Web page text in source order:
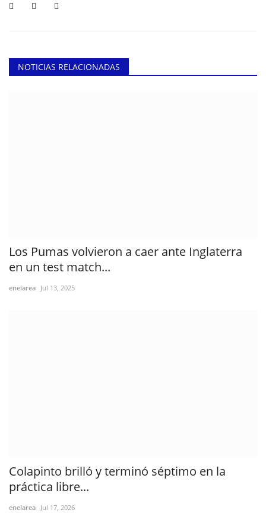
NOTICIAS RELACIONADAS
Los Pumas volvieron a caer ante Inglaterra
en un test match...
enelarea Jul 13, 2025
Colapinto brilló y terminó séptimo en la
práctica libre...
enelarea Jul 17, 2026